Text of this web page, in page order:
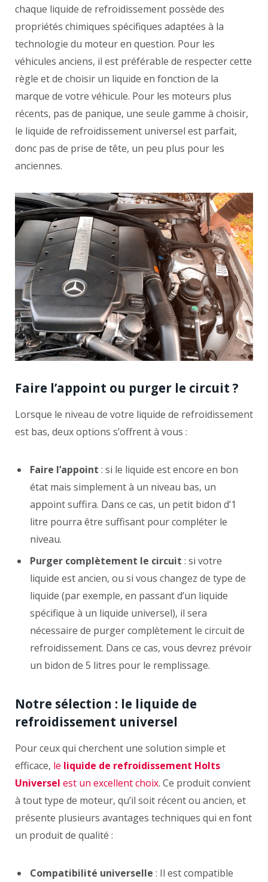
chaque liquide de refroidissement possède des
propriétés chimiques spécifiques adaptées à la
technologie du moteur en question. Pour les
véhicules anciens, il est préférable de respecter cette
règle et de choisir un liquide en fonction de la
marque de votre véhicule. Pour les moteurs plus
récents, pas de panique, une seule gamme à choisir,
le liquide de refroidissement universel est parfait,
donc pas de prise de tête, un peu plus pour les
anciennes.
Faire l’appoint ou purger le circuit ?
Lorsque le niveau de votre liquide de refroidissement
est bas, deux options s’offrent à vous :
Faire l’appoint : si le liquide est encore en bon
état mais simplement à un niveau bas, un
appoint suffira. Dans ce cas, un petit bidon d’1
litre pourra être suffisant pour compléter le
niveau.
Purger complètement le circuit : si votre
liquide est ancien, ou si vous changez de type de
liquide (par exemple, en passant d’un liquide
spécifique à un liquide universel), il sera
nécessaire de purger complètement le circuit de
refroidissement. Dans ce cas, vous devrez prévoir
un bidon de 5 litres pour le remplissage.
Notre sélection : le liquide de
refroidissement universel
Pour ceux qui cherchent une solution simple et
efficace, le liquide de refroidissement Holts
Universel est un excellent choix. Ce produit convient
à tout type de moteur, qu’il soit récent ou ancien, et
présente plusieurs avantages techniques qui en font
un produit de qualité :
Compatibilité universelle : Il est compatible